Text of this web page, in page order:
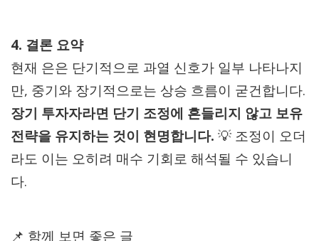
4. 결론 요약
현재 은은 단기적으로 과열 신호가 일부 나타나지
만, 중기와 장기적으로는 상승 흐름이 굳건합니다.
장기 투자자라면 단기 조정에 흔들리지 않고 보유
전략을 유지하는 것이 현명합니다. 💡 조정이 오더
라도 이는 오히려 매수 기회로 해석될 수 있습니
다.
📌 함께 보면 좋은 글